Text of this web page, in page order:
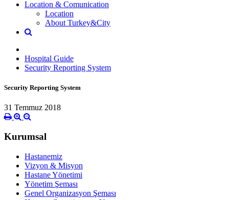
Location & Comunication
Location
About Turkey&City
Hospital Guide
Security Reporting System
Security Reporting System
31 Temmuz 2018
Kurumsal
Hastanemiz
Vizyon & Misyon
Hastane Yönetimi
Yönetim Şeması
Genel Organizasyon Şeması